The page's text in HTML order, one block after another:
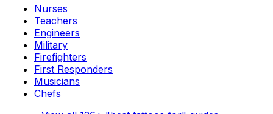
Nurses
Teachers
Engineers
Military
Firefighters
First Responders
Musicians
Chefs